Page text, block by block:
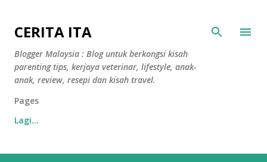
CERITA ITA
Blogger Malaysia : Blog untuk berkongsi kisah
parenting tips, kerjaya veterinar, lifestyle, anak-
anak, review, resepi dan kisah travel.
Pages
Lagi…